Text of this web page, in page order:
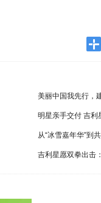
美丽中国我先行，
明星亲手交付 吉利
从“冰雪嘉年华”到
吉利星愿双拳出击